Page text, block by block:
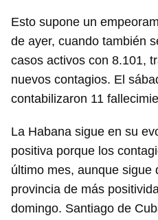
Esto supone un
de ayer, cuando también
casos activos con 8.101,
nuevos contagios. El
contabilizaron 11
La Habana sigue en su
positiva porque los
último mes, aunque sigue
provincia de más
domingo. Santiago de